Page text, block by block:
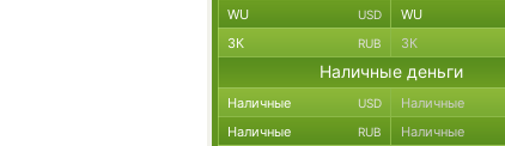
WU USD WU
ЗК RUB ЗК
Наличные деньги
Наличные USD Наличные
Наличные RUB Наличные